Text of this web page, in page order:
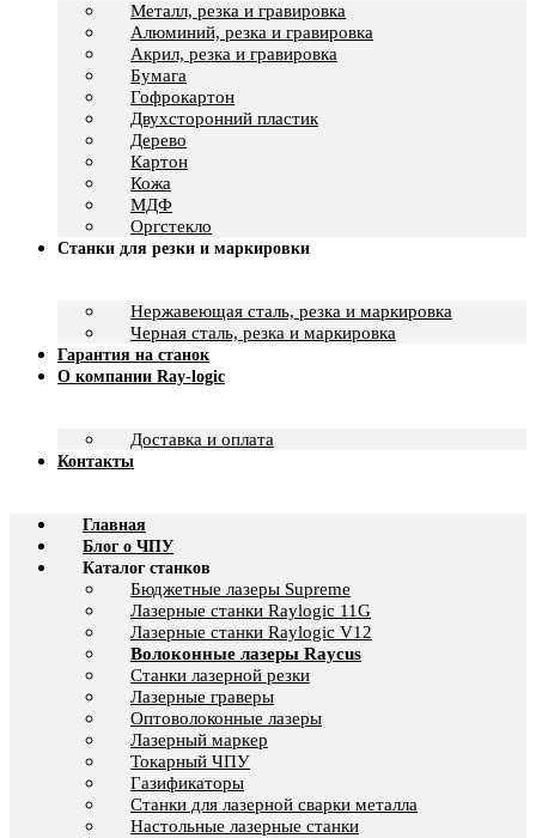
Металл, резка и гравировка
Алюминий, резка и гравировка
Акрил, резка и гравировка
Бумага
Гофрокартон
Двухсторонний пластик
Дерево
Картон
Кожа
МДФ
Оргстекло
Станки для резки и маркировки
Нержавеющая сталь, резка и маркировка
Черная сталь, резка и маркировка
Гарантия на станок
О компании Ray-logic
Доставка и оплата
Контакты
Главная
Блог о ЧПУ
Каталог станков
Бюджетные лазеры Supreme
Лазерные станки Raylogic 11G
Лазерные станки Raylogic V12
Волоконные лазеры Raycus
Станки лазерной резки
Лазерные граверы
Оптоволоконные лазеры
Лазерный маркер
Токарный ЧПУ
Газификаторы
Cтанки для лазерной сварки металла
Настольные лазерные станки